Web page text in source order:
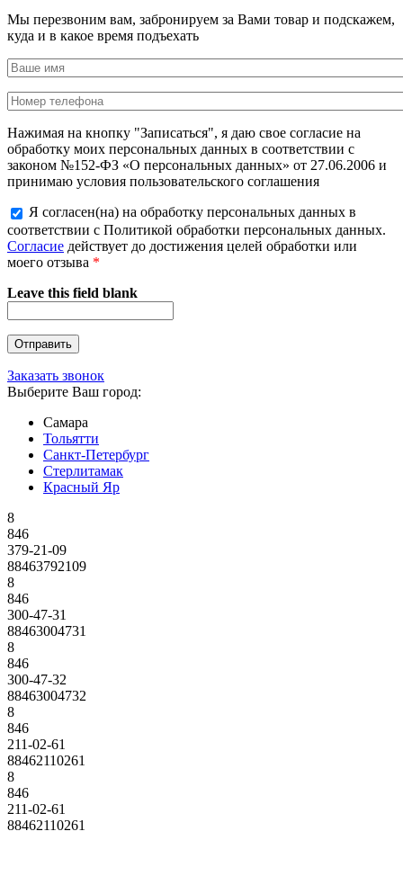
Мы перезвоним вам, забронируем за Вами товар и подскажем,
куда и в какое время подъехать
Нажимая на кнопку "Записаться", я даю свое согласие на
обработку моих персональных данных в соответствии с
законом №152-ФЗ «О персональных данных» от 27.06.2006 и
принимаю условия пользовательского соглашения
Я согласен(на) на обработку персональных данных в
соответствии с Политикой обработки персональных данных.
Согласие действует до достижения целей обработки или
моего отзыва *
Leave this field blank
Заказать звонок
Выберите Ваш город:
Самара
Тольятти
Санкт-Петербург
Стерлитамак
Красный Яр
8
846
379-21-09
88463792109
8
846
300-47-31
88463004731
8
846
300-47-32
88463004732
8
846
211-02-61
88462110261
8
846
211-02-61
88462110261